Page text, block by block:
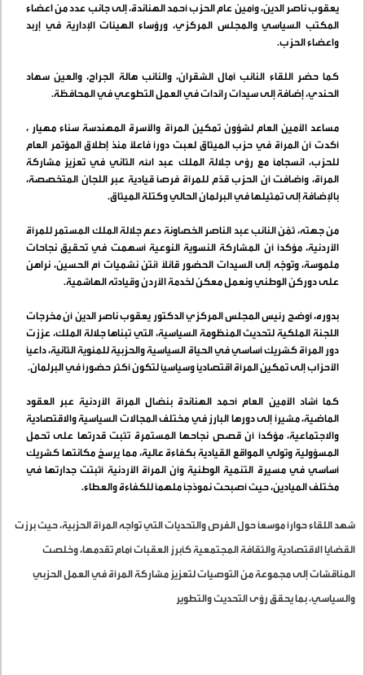
يعقوب ناصر الدين، وأمين عام الحزب أحمد الهناندة، إلى جانب عدد من اعضاء
المكتب السياسي والمجلس المركزي، ورؤساء الهيئات الإدارية في إربد
واعضاء الحزب.
كما حضر اللقاء النائب آمال الشقران، والنائب هالة الجراح، والعين سهاد
الحندي، إضافة إلى سيدات رائدات في العمل التطوعي في المحافظة.
مساعد الأمين العام لشؤون تمكين المرأة والأسرة المهندسة سناء مهيار ،
أكدت أن المرأة في حزب الميثاق لعبت دورًا فاعلًا منذ إطلاق المؤتمر العام
للحزب، انسجامًا مع رؤى جلالة الملك عبد الله الثاني في تعزيز مشاركة
المرأة، وأضافت أن الحزب قدّم للمرأة فرصًا قيادية عبر اللجان المتخصصة،
بالإضافة إلى تمثيلها في البرلمان الحالي وكتلة الميثاق.
من جهته، ثمّن النائب عبد الناصر الخصاونة دعم جلالة الملك المستمر للمرأة
الأردنية، مؤكدًا أن المشاركة النسوية النوعية أسهمت في تحقيق نجاحات
ملموسة، وتوجّه إلى السيدات الحضور قائلاً أنتن نشميات أم الحسين، نراهن
على دوركن الوطني ونعمل معكن لخدمة الأردن وقيادته الهاشمية.
بدوره، أوضح رئيس المجلس المركزي الدكتور يعقوب ناصر الدين أن مخرجات
اللجنة الملكية لتحديث المنظومة السياسية، التي تبناها جلالة الملك، عززت
دور المرأة كشريك أساسي في الحياة السياسية والحزبية للمئوية الثانية، داعياً
الأحزاب إلى تمكين المرأة اقتصاديًا وسياسيًا لتكون أكثر حضورًا في البرلمان.
كما أشاد الأمين العام أحمد الهناندة بنضال المرأة الأردنية عبر العقود
الماضية، مشيرًا إلى دورها البارز في مختلف المجالات السياسية والاقتصادية
والاجتماعية، مؤكداً أن قصص نجاحها المستمرة تثبت قدرتها على تحمل
المسؤولية وتولي المواقع القيادية بكفاءة عالية، مما يرسخ مكانتها كشريك
أساسي في مسيرة التنمية الوطنية وأن المرأة الأردنية أثبتت جدارتها في
مختلف الميادين، حيث أصبحت نموذجًا ملهمًا للكفاءة والعطاء.
شهد اللقاء حوارًا موسعًا حول الفرص والتحديات التي تواجه المرأة الحزبية، حيث برزت
القضايا الاقتصادية والثقافة المجتمعية كأبرز العقبات أمام تقدمها، وخلصت
المناقشات إلى مجموعة من التوصيات لتعزيز مشاركة المرأة في العمل الحزبي
والسياسي، بما يحقق رؤى التحديث والتطوير